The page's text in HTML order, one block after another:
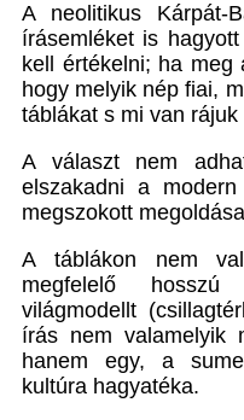
A neolitikus Kárpát-
írásemléket is
kell értékelni; ha meg
hogy melyik nép fiai,
táblákat s mi van rájuk
A választ nem
elszakadni a
megszokott
A táblákon nem
megfelelő
világmodellt
írás nem valamelyik
hanem egy, a
kultúra hagyatéka.